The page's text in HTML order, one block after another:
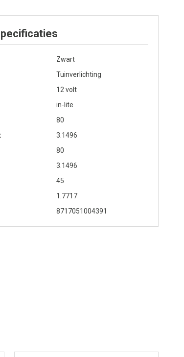
Zwart
Tuinverlichting
12 volt
in-lite
80
3.1496
80
3.1496
45
1.7717
8717051004391